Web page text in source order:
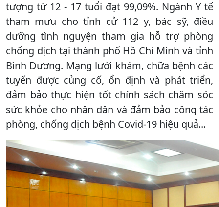
tượng từ 12 - 17 tuổi đạt 99,09%. Ngành Y tế
tham mưu cho tỉnh cử 112 y, bác sỹ, điều
dưỡng tình nguyện tham gia hỗ trợ phòng
chống dịch tại thành phố Hồ Chí Minh và tỉnh
Bình Dương. Mạng lưới khám, chữa bệnh các
tuyến được củng cố, ổn định và phát triển,
đảm bảo thực hiện tốt chính sách chăm sóc
sức khỏe cho nhân dân và đảm bảo công tác
phòng, chống dịch bệnh Covid-19 hiệu quả...